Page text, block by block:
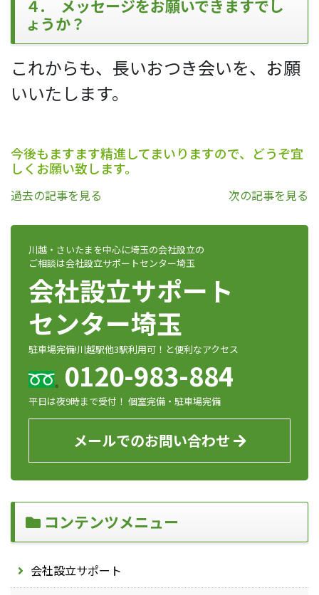
川越・さいたまを中心に埼玉の会社設立の
ご相談は会社設立サポートセンター埼玉
会社設立サポート
センター埼玉
駐車場完備!川越駅他3駅利用可！と便利なアクセス
0120-983-884
平日は夜9時まで受付！ 個室完備・駐車場完備
メールでのお問い合わせ
コンテンツメニュー
会社設立サポート
４. メッセージをお願いできますでし
ょうか？
これからも、長いおつき会いを、お願
いいたします。
今後もますます精進してまいりますので、どうぞ宜
しくお願い致します。
過去の記事を見る 次の記事を見る